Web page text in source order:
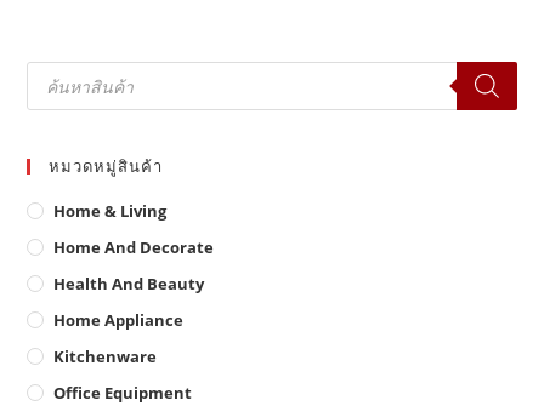
Products
search
หมวดหมู่สินค้า
Home & Living
Home And Decorate
Health And Beauty
Home Appliance
Kitchenware
Office Equipment